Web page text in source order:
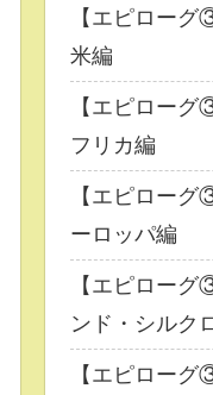
【エピロー
米編
【エピロー
フリカ編
【エピロー
ーロッパ編
【エピロー
ンド・シルク
【エピロー